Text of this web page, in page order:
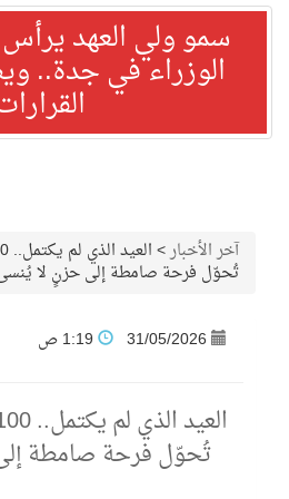
سمو ولي العهد
الوزراء في جدة..
آخر الأخبار>
تُحوّل فرحة صامطة إلى حزنٍ لا
31/05/2026
تُحوّل فرحة صامطة